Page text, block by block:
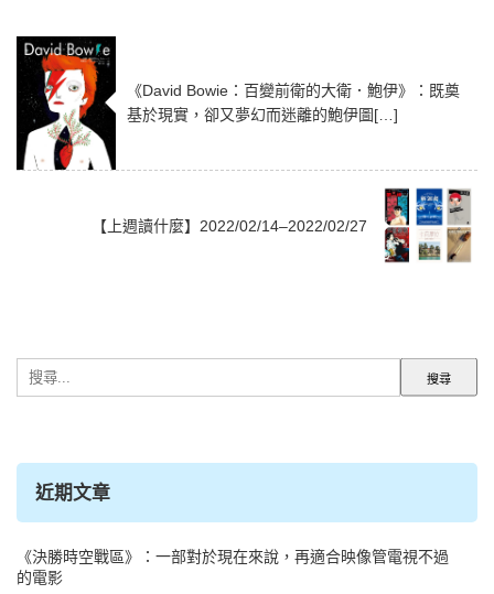
《David Bowie：百變前衛的大衛．鮑伊》：既奠
基於現實，卻又夢幻而迷離的鮑伊圖[…]
【上週讀什麼】2022/02/14–2022/02/27
尋
近期文章
《決勝時空戰區》：一部對於現在來說，再適合映像管電視不過
的電影